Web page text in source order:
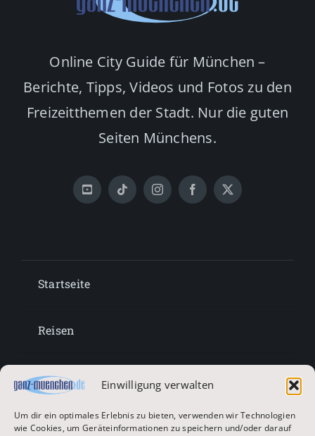
Einwilligung verwalten
Um dir ein optimales Erlebnis zu bieten, verwenden wir Technologien
wie Cookies, um Geräteinformationen zu speichern und/oder darauf
Online City Guide für München –
Berichte, Tipps, Videos und Fotos zu den
Freizeitthemen der Stadt. Nur die guten
Seiten Münchens.
Startseite
Reisen
Lifestyle
Entertainment